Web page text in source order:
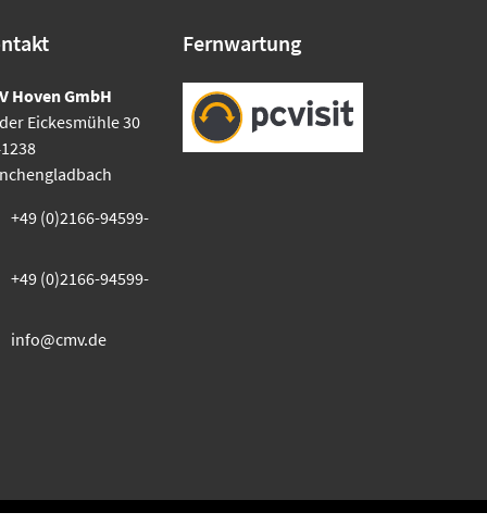
Hoven GmbH
Eickesmühle 30
+49 (0)2166-94599-
+49 (0)2166-94599-
info@cmv.de
Fernwartung